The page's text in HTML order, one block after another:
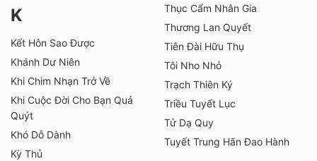
K
Kết Hôn Sao Được
Khánh Dư Niên
Khi Chim Nhạn Trở Về
Khi Cuộc Đời Cho Bạn Quả
Quýt
Khó Dỗ Dành
Kỳ Thủ
Thục Cẩm Nhân Gia
Thương Lan Quyết
Tiên Đài Hữu Thụ
Tôi Nho Nhỏ
Trạch Thiên Ký
Triều Tuyết Lục
Tử Dạ Quy
Tuyết Trung Hãn Đao Hành